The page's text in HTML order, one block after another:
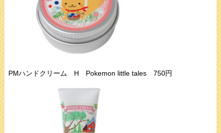
PMハンドクリーム H Pokemon little tales 750円